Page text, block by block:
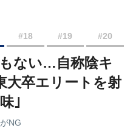
#18 #19 #20
ない…自称陰キ
大卒エリートを射
｣
NG